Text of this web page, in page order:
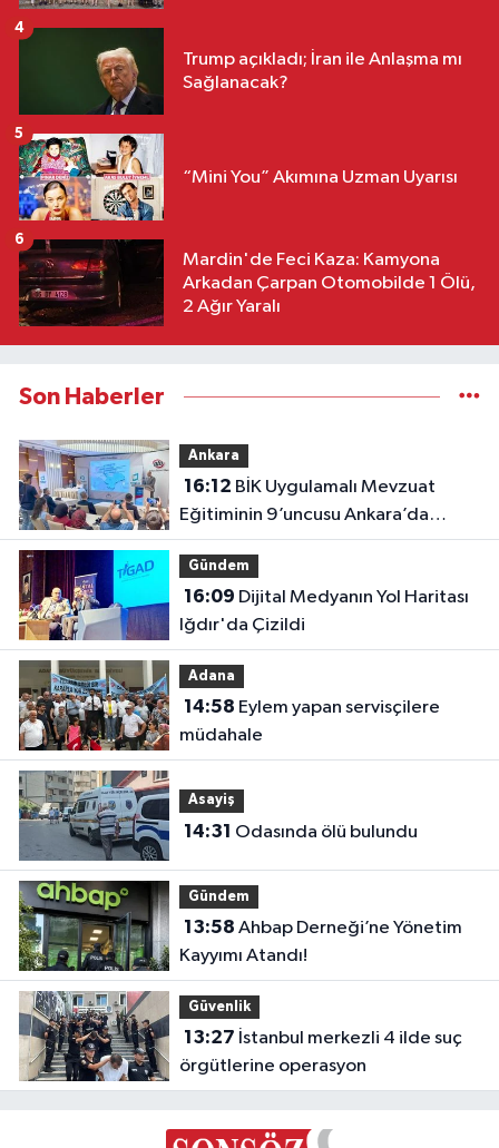
Trump açıkladı; İran ile Anlaşma mı
Sağlanacak?
4
“Mini You” Akımına Uzman Uyarısı
5
Mardin'de Feci Kaza: Kamyona
Arkadan Çarpan Otomobilde 1 Ölü,
2 Ağır Yaralı
6
Son Haberler
Ankara
16:12
Eğitiminin 9’uncusu Ankara’da
yapıldı
Gündem
16:09
Iğdır'da Çizildi
Adana
14:58
müdahale
Asayiş
14:31 Odasında ölü bulundu
Gündem
13:58
Kayyımı Atandı!
Güvenlik
13:27
örgütlerine operasyon